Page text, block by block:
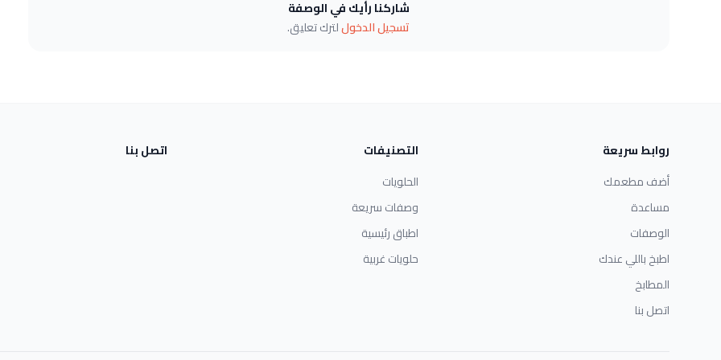
شاركنا رأيك في الوصفة
تسجيل الدخوللترك تعليق.
روابط سريعة
أضف مطعمك
مساعدة
الوصفات
اطبخ باللي عندك
المطابخ
اتصل بنا
التصنيفات
الحلويات
وصفات سريعة
اطباق رئيسية
حلويات غربية
اتصل بنا